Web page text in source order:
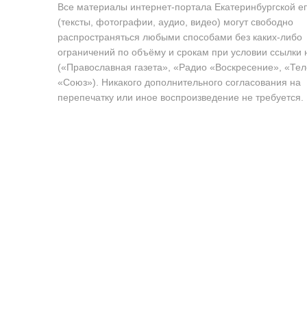
Все материалы интернет-портала Екатеринбургской
(тексты, фотографии, аудио, видео) могут свободно
распространяться любыми способами без каких-либо
ограничений по объёму и срокам при условии ссылки
(«Православная газета», «Радио «Воскресение»,
«Союз»). Никакого дополнительного согласования на
перепечатку или иное воспроизведение не требуется.